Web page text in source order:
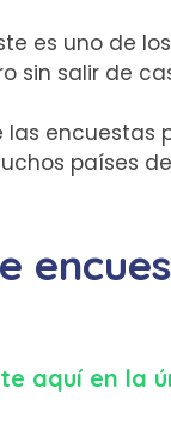
es uno de
sin salir de
las
países
aquí en la